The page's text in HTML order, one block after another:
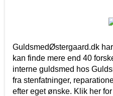
GuldsmedØstergaard.dk
kan finde mere end 40
interne guldsmed hos
fra stenfatninger,
efter eget ønske. Klik her